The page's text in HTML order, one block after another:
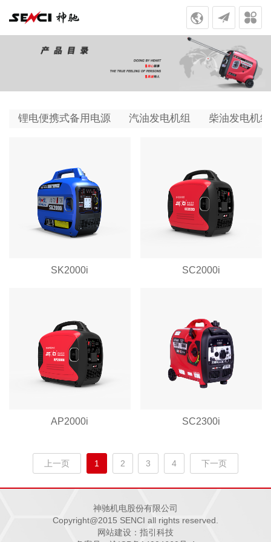
锂电便携式备用电源 汽油发电机组 柴油发电机组
SK2000i SC2000i
AP2000i SC2300i
上一页 1 2 3 4 下一页
神驰机电股份有限公司
Copyright@2015 SENCI all rights reserved.
网站建设：指引科技